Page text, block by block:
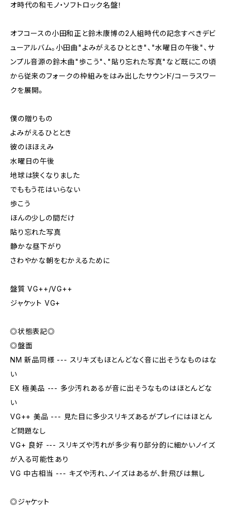
オ時代の和モノ・ソフトロック名盤！
オフコースの小田和正と鈴木康博の2人組時代の記念すべきデビ
ューアルバム。小田曲"よみがえるひととき"、"水曜日の午後"、サ
ンプル音源の鈴木曲"歩こう"、"貼り忘れた写真"など既にこの頃
から従来のフォークの枠組みをはみ出したサウンド/コーラスワー
クを展開。
僕の贈りもの
よみがえるひととき
彼のほほえみ
水曜日の午後
地球は狭くなりました
でももう花はいらない
歩こう
ほんの少しの間だけ
貼り忘れた写真
静かな昼下がり
さわやかな朝をむかえるために
盤質 VG++/VG++
ジャケット VG+
◎状態表記◎
◎盤面
NM 新品同様 --- スリキズもほとんどなく音に出そうなものはな
い
EX 極美品 --- 多少汚れあるが音に出そうなものはほとんどな
い
VG++ 美品 --- 見た目に多少スリキズあるがプレイにはほとん
ど問題なし
VG+ 良好 --- スリキズや汚れが多少有り部分的に細かいノイズ
が入る可能性あり
VG 中古相当 --- キズや汚れ、ノイズはあるが、針飛びは無し
◎ジャケット